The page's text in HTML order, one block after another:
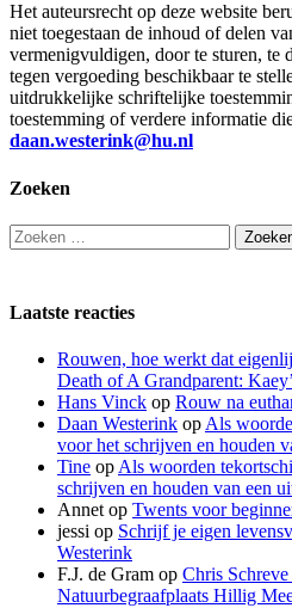
Het auteursrecht op deze website
niet toegestaan de inhoud of delen
vermenigvuldigen, door te sturen, te
tegen vergoeding beschikbaar te
uitdrukkelijke schriftelijke
toestemming of verdere informatie
daan.westerink@hu.nl
Zoeken
Zoeken
naar:
Laatste reacties
Rouwen, hoe werkt dat
Death of A Grandparent:
Hans Vinck op Rouw na
Daan Westerink op Als
voor het schrijven en houden
Tine op Als woorden
schrijven en houden van een
Annet op Twents voor
jessi op Schrijf je eigen
Westerink
F.J. de Gram op Chris
Natuurbegraafplaats Hillig